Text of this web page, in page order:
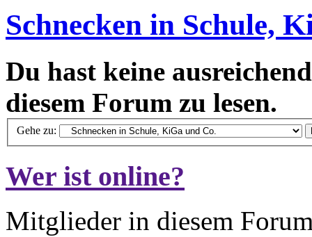
Schnecken in Schule,
Du hast keine
diesem Forum zu lesen.
Gehe zu:
Wer ist online?
Mitglieder in diesem